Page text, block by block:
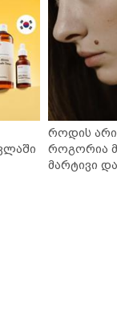
როდის
როგორია
მარტივი